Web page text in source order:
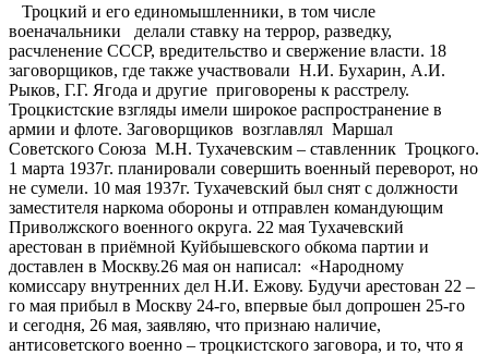
Троцкий и его единомышленники, в том числе
военачальники делали ставку на террор, разведку,
расчленение СССР, вредительство и свержение власти. 18
заговорщиков, где также участвовали Н.И. Бухарин, А.И.
Рыков, Г.Г. Ягода и другие приговорены к расстрелу.
Троцкистские взгляды имели широкое распространение в
армии и флоте. Заговорщиков возглавлял Маршал
Советского Союза М.Н. Тухачевским – ставленник Троцкого.
1 марта 1937г. планировали совершить военный переворот, но
не сумели. 10 мая 1937г. Тухачевский был снят с должности
заместителя наркома обороны и отправлен командующим
Приволжского военного округа. 22 мая Тухачевский
арестован в приёмной Куйбышевского обкома партии и
доставлен в Москву.26 мая он написал: «Народному
комиссару внутренних дел Н.И. Ежову. Будучи арестован 22 –
го мая прибыл в Москву 24-го, впервые был допрошен 25-го
и сегодня, 26 мая, заявляю, что признаю наличие,
антисоветского военно – троцкистского заговора, и то, что я